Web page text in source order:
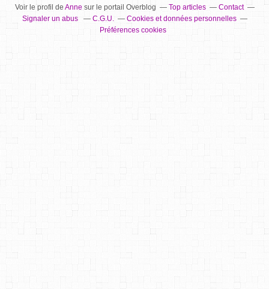
Voir le profil de Annesur le portail Overblog Top articles
Contact
Signaler un abus
C.G.U.
Cookies et données personnelles
Préférences cookies